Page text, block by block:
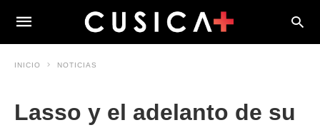
INICIO NOTICIAS
Lasso y el adelanto de su